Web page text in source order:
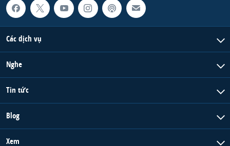
Các dịch vụ
Nghe
Tin tức
Blog
Xem